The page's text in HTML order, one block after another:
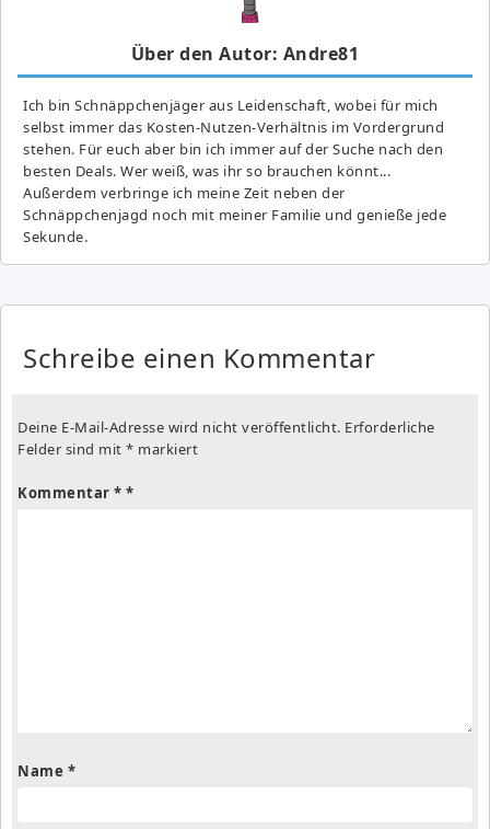
Über den Autor: Andre81
Ich bin Schnäppchenjäger aus Leidenschaft, wobei für mich
selbst immer das Kosten-Nutzen-Verhältnis im Vordergrund
stehen. Für euch aber bin ich immer auf der Suche nach den
besten Deals. Wer weiß, was ihr so brauchen könnt...
Außerdem verbringe ich meine Zeit neben der
Schnäppchenjagd noch mit meiner Familie und genieße jede
Sekunde.
Schreibe einen Kommentar
Deine E-Mail-Adresse wird nicht veröffentlicht. Erforderliche
Felder sind mit * markiert
Kommentar *
Name *